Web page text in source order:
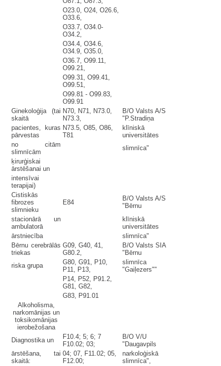
O23.0, O24, O26.6,
O33.6,
O33.7, O34.0-
O34.2,
O34.4, O34.6,
O34.9, O35.0,
O36.7, O99.11,
O99.21,
O99.31, O99.41,
O99.51,
O99.81 - O99.83,
O99.91
Ginekoloģija (tai
skaitā
N70, N71, N73.0,
N73.3,
B/O Valsts A/S
"P.Stradiņa
pacientes, kuras
pārvestas
N73.5, O85, O86,
T81
klīniskā
universitātes
no citām
slimnīcām
slimnīca"
ķirurģiskai
ārstēšanai un
intensīvai
terapijai)
Cistiskās
fibrozes
slimnieku
E84
B/O Valsts A/S
"Bērnu
stacionārā un
ambulatorā
klīniskā
universitātes
ārstniecība
slimnīca"
Bērnu cerebrālās
triekas
G09, G40, 41,
G80.2,
B/O Valsts SIA
"Bērnu
riska grupa
G80, G91, P10,
P11, P13,
slimnīca
"Gaiļezers""
P14, P52, P91.2,
G81, G82,
G83, P91.01
Alkoholisma,
narkomānijas un
toksikomānijas
ierobežošana
Diagnostika un
F10.4; 5; 6; 7
F10.02; 03;
B/O V/U
"Daugavpils
ārstēšana, tai
skaitā:
04; 07, F11.02; 05,
F12.00;
narkoloģiskā
slimnīca",